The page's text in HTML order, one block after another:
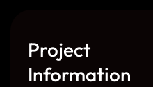
Project
Information